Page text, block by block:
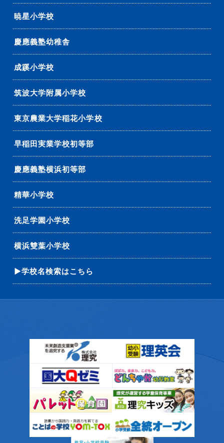
暁星小学校
慶應義塾幼稚舎
成蹊小学校
筑波大学附属小学校
東京農業大学稲花小学校
早稲田実業学校初等部
慶應義塾横浜初等部
精華小学校
洗足学園小学校
横浜雙葉小学校
▶学校名検索はこちら